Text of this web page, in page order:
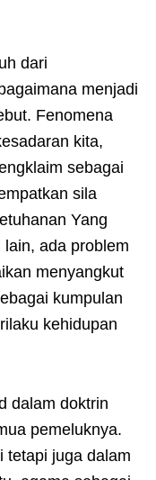
dari
menjadi
Fenomena
kita,
sebagai
sila
Yang
ada problem
menyangkut
kumpulan
kehidupan
dalam doktrin
pemeluknya.
tetapi juga dalam